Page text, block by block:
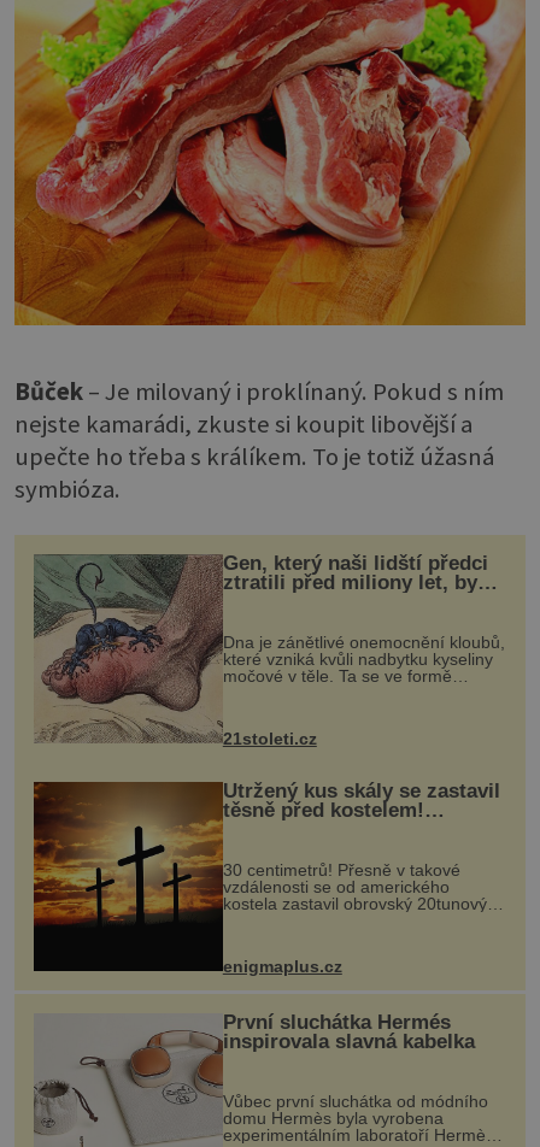
Bůček ­– Je milovaný i proklínaný. Pokud s ním
nejste kamarádi, zkuste si koupit libovější a
upečte ho třeba s králíkem. To je totiž úžasná
symbióza.
Gen, který naši lidští předci
ztratili před miliony let, by
mohl pomoci s léčbou
„nemoci králů“
Dna je zánětlivé onemocnění kloubů,
které vzniká kvůli nadbytku kyseliny
močové v těle. Ta se ve formě
nohou, a způsobuje bole...
21stoleti.cz
Utržený kus skály se zastavil
těsně před kostelem!
Ochránila ho boží síla?
30 centimetrů! Přesně v takové
vzdálenosti se od amerického
kostela zastavil obrovský 20tunový
...
enigmaplus.cz
První sluchátka Hermés
inspirovala slavná kabelka
Vůbec první sluchátka od módního
domu Hermès byla vyrobena
experimentálním laboratoří Hermès